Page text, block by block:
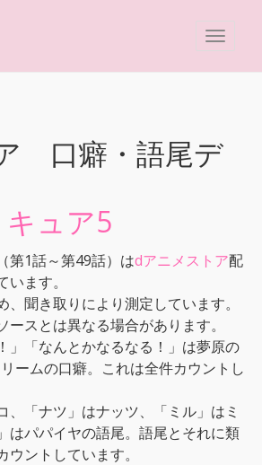
口癖・語尾デ
ュア5
第1話～第49話）はdアニメストア配
ます。
、聞き取りにより測定しています。
ースとは異なる場合があります。
」「なんとかなるなる！」は夢原の
ームの口癖。これは全件カウントし
、「ナツ」はナッツ、「ミル」はミ
はパパイヤの語尾。語尾とそれに類
ウントしています。